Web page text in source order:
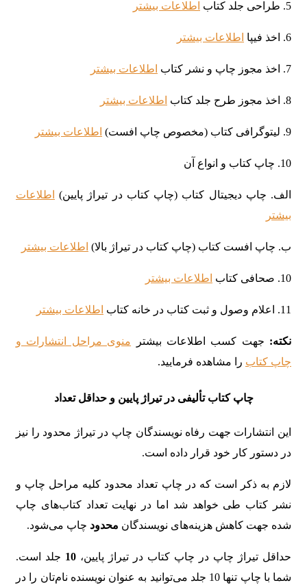
5. طراحی جلد کتاب اطلاعات بیشتر
6. اخذ فیپا اطلاعات بیشتر
7. اخذ مجوز چاپ و نشر کتاب اطلاعات بیشتر
8. اخذ مجوز طرح جلد کتاب اطلاعات بیشتر
9. لیتوگرافی کتاب (مخصوص چاپ افست) اطلاعات بیشتر
10. چاپ کتاب و انواع آن
الف. چاپ دیجیتال کتاب (چاپ کتاب در تیراژ پایین)
اطلاعات
بیشتر
ب. چاپ افست کتاب (چاپ کتاب در تیراژ بالا) اطلاعات بیشتر
10. صحافی کتاب اطلاعات بیشتر
11. اعلام وصول و ثبت کتاب در خانه کتاب اطلاعات بیشتر
نکته: جهت کسب اطلاعات بیشتر منوی مراحل انتشارات و
چاپ کتاب‌ را مشاهده فرمایید.
چاپ کتاب تألیفی در تیراژ پایین و حداقل تعداد
این انتشارات جهت رفاه نویسندگان چاپ در تیراژ محدود را نیز
در دستور کار خود قرار داده است.
لازم به ذکر است که در چاپ تعداد محدود کلیه مراحل چاپ و
نشر کتاب طی خواهد شد اما در نهایت تعداد کتاب‌های چاپ
شده جهت کاهش هزینه‌های نویسندگان محدود چاپ می‌شود.
حداقل تیراژ چاپ در چاپ کتاب در تیراژ پایین، 10 جلد است.
شما با چاپ تنها 10 جلد می‌توانید به عنوان نویسنده نام‌تان را در